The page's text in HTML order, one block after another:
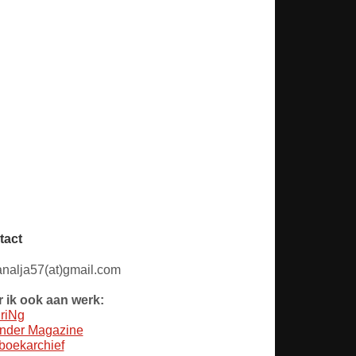
ik ook aan werk:
Magazine